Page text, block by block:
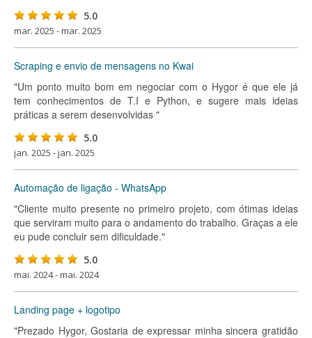
5.0
mar. 2025 - mar. 2025
Scraping e envio de mensagens no Kwai
"Um ponto muito bom em negociar com o Hygor é que ele já
tem conhecimentos de T.I e Python, e sugere mais ideias
práticas a serem desenvolvidas "
5.0
jan. 2025 - jan. 2025
Automação de ligação - WhatsApp
"Cliente muito presente no primeiro projeto, com ótimas ideias
que serviram muito para o andamento do trabalho. Graças a ele
eu pude concluir sem dificuldade."
5.0
mai. 2024 - mai. 2024
Landing page + logotipo
"Prezado Hygor, Gostaria de expressar minha sincera gratidão